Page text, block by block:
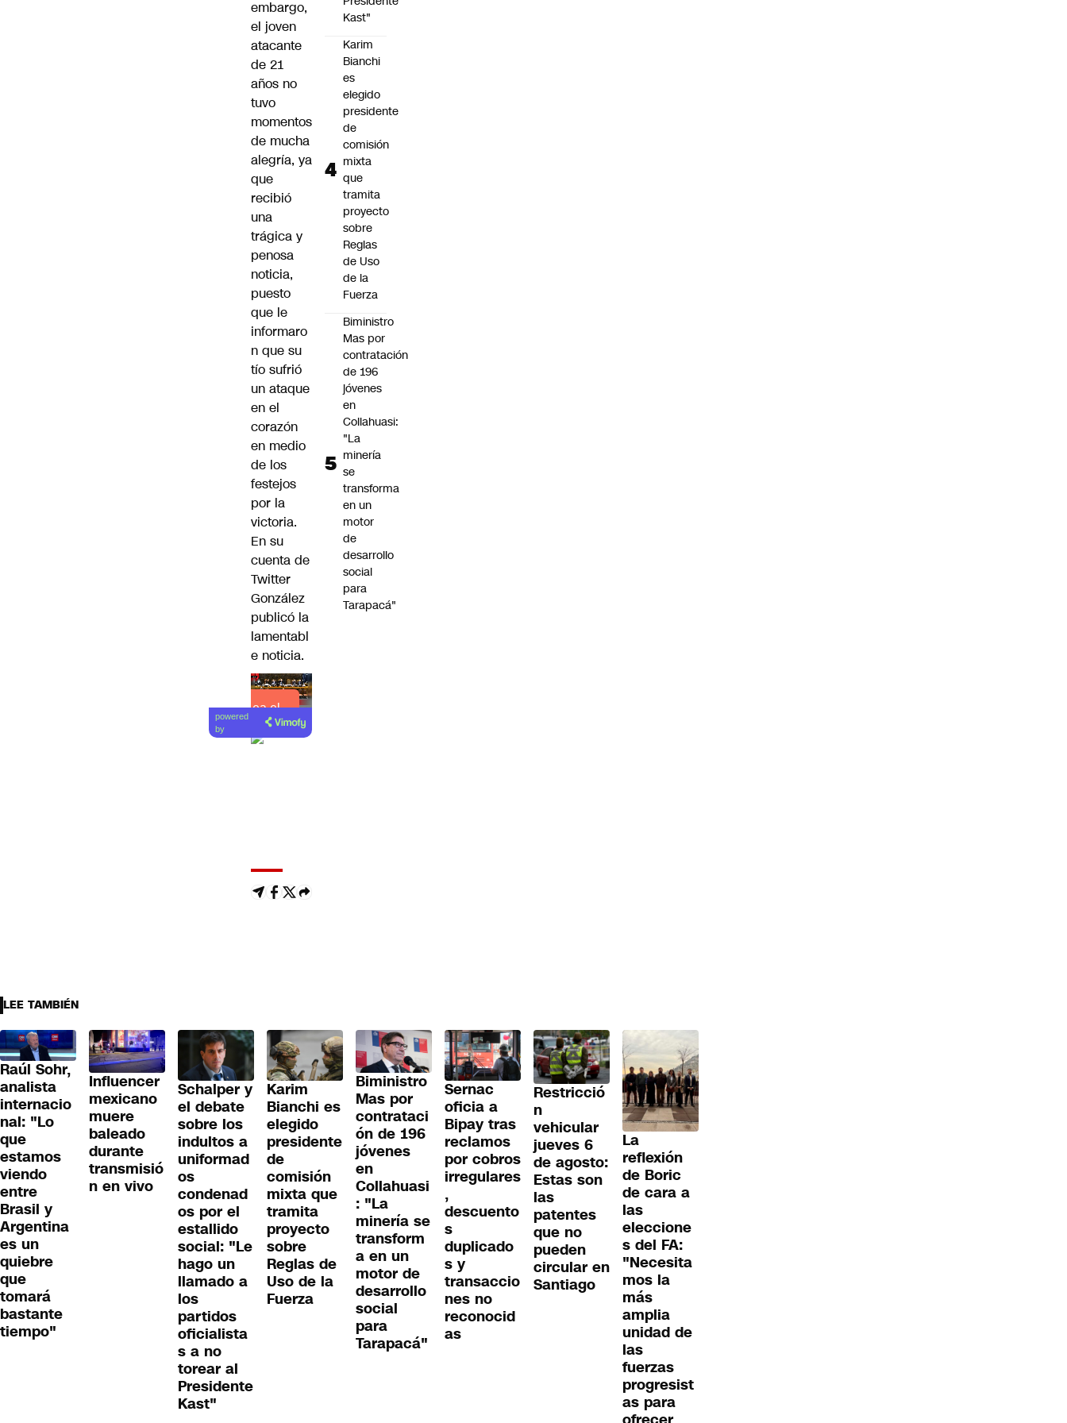
embargo,
el joven
atacante
de 21
años no
tuvo
momentos
de mucha
alegría, ya
que
recibió
una
trágica y
penosa
noticia,
puesto
que le
informaro
n que su
tío sufrió
un ataque
en el
corazón
en medio
de los
festejos
por la
victoria.
En su
cuenta de
Twitter
González
publicó la
lamentabl
e noticia.
Lea el
artículo
powered
by
Kast"
Karim
Bianchi
es
elegido
presidente
de
comisión
mixta
que
tramita
proyecto
sobre
Reglas
de Uso
de la
Fuerza
Biministro
Mas por
contratación
de 196
jóvenes
en
Collahuasi:
"La
minería
se
transforma
en un
motor
de
desarrollo
social
para
Tarapacá"
LEE TAMBIÉN
Raúl Sohr,
analista
internacio
nal: "Lo
que
estamos
viendo
entre
Brasil y
Argentina
es un
quiebre
que
tomará
bastante
tiempo"
Influencer
mexicano
muere
baleado
durante
transmisió
n en vivo
Schalper y
el debate
sobre los
indultos a
uniformad
os
condenad
os por el
estallido
social: "Le
hago un
llamado a
los
partidos
oficialista
s a no
torear al
Presidente
Kast"
Karim
Bianchi es
elegido
presidente
de
comisión
mixta que
tramita
proyecto
sobre
Reglas de
Uso de la
Fuerza
Biministro
Mas por
contrataci
ón de 196
jóvenes
en
Collahuasi
: "La
minería se
transform
a en un
motor de
desarrollo
social
para
Tarapacá"
Sernac
oficia a
Bipay tras
reclamos
por cobros
irregulares
,
descuento
s
duplicado
s y
transaccio
nes no
reconocid
as
Restricció
n
vehicular
jueves 6
de agosto:
Estas son
las
patentes
que no
pueden
circular en
Santiago
La
reflexión
de Boric
de cara a
las
eleccione
s del FA:
"Necesita
mos la
más
amplia
unidad de
las
fuerzas
progresist
as para